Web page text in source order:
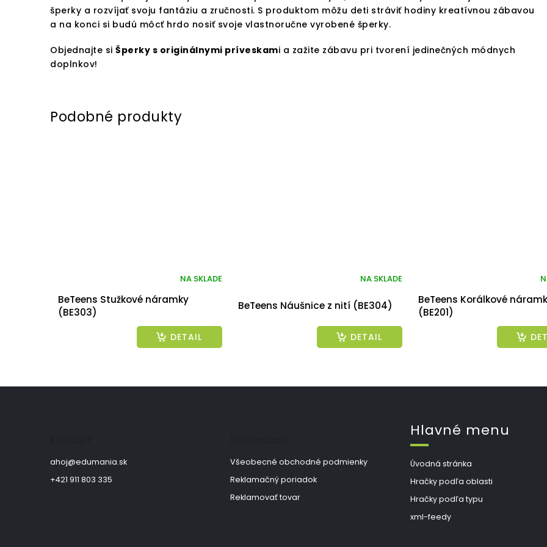
šperky a rozvíjať svoju fantáziu a zručnosti. S produktom môžu deti stráviť hodiny kreatívnou zábavou
a na konci si budú môcť hrdo nosiť svoje vlastnoručne vyrobené šperky.
Objednajte si Šperky s originálnymi príveskami a zažite zábavu pri tvorení jedinečných módnych
doplnkov!
BeTeens Stužkové náramky
(BE303)
NA SKLADE
DETAIL
BeTeens Náušnice z nití (BE304)
NA SKLADE
DETAIL
BeTeens Korálkové
(BE201)
ahoj@edumania.sk
+421 911 803 335
Všeobecné obchodné podmienky
Reklamačný poriadok
Reklamovať tovar
Hlavné menu
Úvodná stránka
Hračky podľa oblasti
Hračky podľa typu
xml-feedy